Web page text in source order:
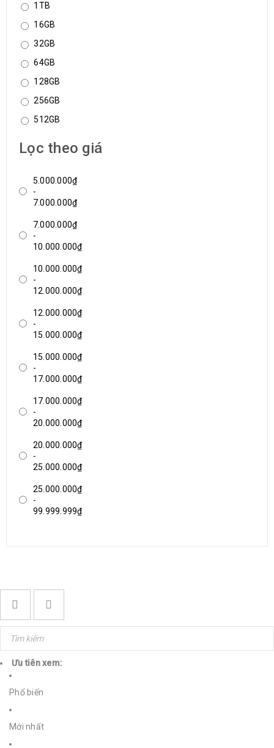
1TB
16GB
32GB
64GB
128GB
256GB
512GB
Lọc theo giá
5.000.000₫
-
7.000.000₫
7.000.000₫
-
10.000.000₫
10.000.000₫
-
12.000.000₫
12.000.000₫
-
15.000.000₫
15.000.000₫
-
17.000.000₫
17.000.000₫
-
20.000.000₫
20.000.000₫
-
25.000.000₫
25.000.000₫
-
99.999.999₫
Ưu tiên xem:
Phổ biến
Mới nhất